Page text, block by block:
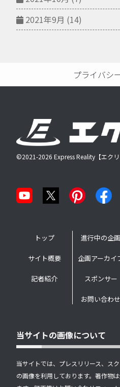
2021年9月 (14)
プライバシ
©2021-2026 Express Reality【エク
トップ
サイト概要
記者紹介
進行中の企画
企画アーカイ
スポンサー
お問い合わせ
当サイトの画像について
当サイトでは、プレスリリース、ス
の画像を利用しております。著作物